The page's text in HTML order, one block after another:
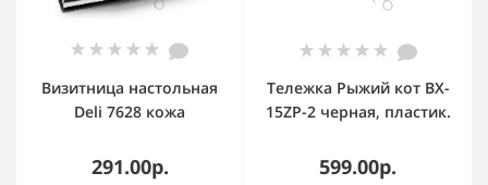
Визитница настольная
Deli 7628 кожа
291.00р.
Тележка Рыжий кот BX-
15ZP-2 черная, пластик.
599.00р.